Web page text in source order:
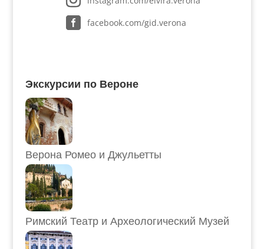
facebook.com/gid.verona
Экскурсии по Вероне
Верона Ромео и Джульетты
Римский Театр и Археологический Музей